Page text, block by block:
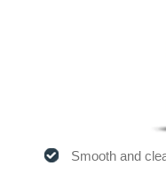
Smooth and